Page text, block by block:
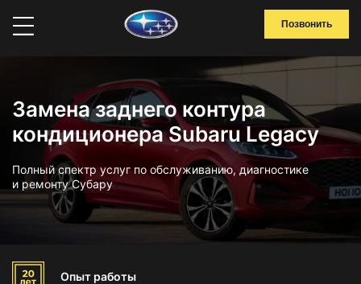
Позвонить
Замена заднего контура
кондиционера Subaru Legacy
Полный спектр услуг по обслуживанию, диагностике
и ремонту Субару
Опыт работы